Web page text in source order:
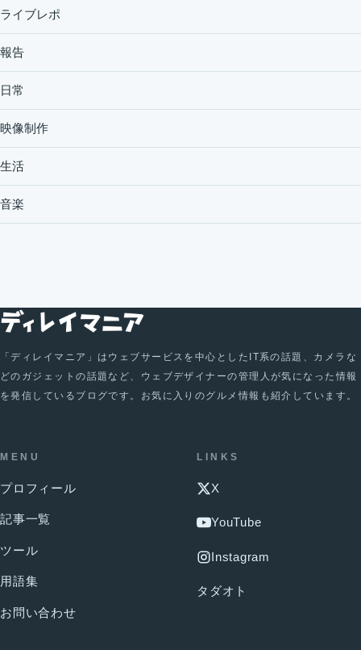
ライブレポ
報告
日常
映像制作
生活
音楽
「ディレイマニア」はウェブサービスを中心としたIT系の話題、カメラな
どのガジェットの話題など、ウェブデザイナーの管理人が気になった情報
を発信しているブログです。お気に入りのグルメ情報も紹介しています。
MENU
プロフィール
記事一覧
ツール
用語集
お問い合わせ
LINKS
X
YouTube
Instagram
タダオト